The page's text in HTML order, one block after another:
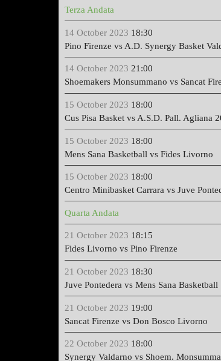
Terza Andata
14 October 2023 18:30
Pino Firenze vs A.D. Synergy Basket
14 October 2023 21:00
Shoemakers Monsummano vs Sancat
15 October 2023 18:00
Cus Pisa Basket vs A.S.D. Pall.
15 October 2023 18:00
Mens Sana Basketball vs Fides Livorno
15 October 2023 18:00
Centro Minibasket Carrara vs Juve
Quarta Andata
21 October 2023 18:15
Fides Livorno vs Pino Firenze
21 October 2023 18:30
Juve Pontedera vs Mens Sana Basketball
21 October 2023 19:00
Sancat Firenze vs Don Bosco Livorno
22 October 2023 18:00
Synergy Valdarno vs Shoem.